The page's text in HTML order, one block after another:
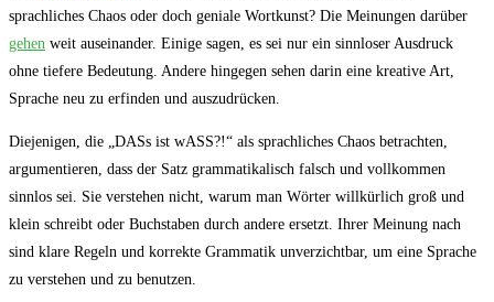
sprachliches Chaos oder doch geniale Wortkunst? Die⁤ Meinungen darüber
gehen weit auseinander. Einige sagen,⁣ es sei nur ⁢ein sinnloser Ausdruck⁢
ohne ⁤tiefere Bedeutung. ⁢Andere hingegen sehen darin eine kreative Art,
Sprache⁢ neu zu erfinden und​ auszudrücken.
Diejenigen, die „DASs ist wASS?!“ als sprachliches Chaos betrachten,
argumentieren, dass der Satz grammatikalisch falsch und vollkommen
sinnlos sei. ⁣Sie verstehen nicht, warum ⁢man Wörter willkürlich groß und
klein schreibt oder Buchstaben durch andere ersetzt. Ihrer Meinung nach
sind klare Regeln und korrekte Grammatik⁢ unverzichtbar, um eine Sprache
zu verstehen und zu benutzen.